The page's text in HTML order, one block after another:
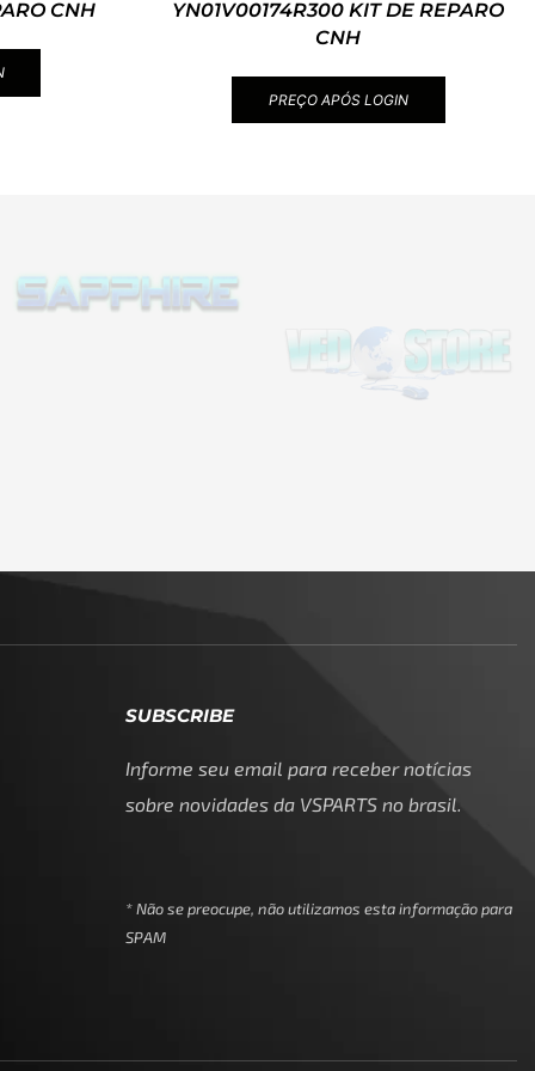
CNH
YN01V00174R300 KIT DE REPARO
CNH
PREÇO APÓS LOGIN
SUBSCRIBE
Informe seu email para receber notícias
sobre novidades da VSPARTS no brasil.
* Não se preocupe, não utilizamos esta informação para
SPAM